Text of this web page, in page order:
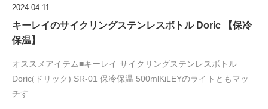
2024.04.11
キーレイのサイクリングステンレスボトル Doric 【保冷
保温】
オススメアイテム■キーレイ サイクリングステンレスボトル
Doric(ドリック) SR-01 保冷保温 500mlKiLEYのライトともマッ
チす…